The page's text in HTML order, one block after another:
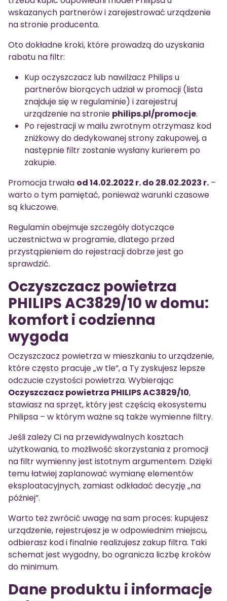
wskazanych partnerów i zarejestrować urządzenie
na stronie producenta.
Oto dokładne kroki, które prowadzą do uzyskania
rabatu na filtr:
Kup oczyszczacz lub nawilżacz Philips u
partnerów biorących udział w promocji (lista
znajduje się w regulaminie) i zarejestruj
urządzenie na stronie philips.pl/promocje.
Po rejestracji w mailu zwrotnym otrzymasz kod
zniżkowy do dedykowanej strony zakupowej, a
następnie filtr zostanie wysłany kurierem po
zakupie.
Promocja trwała od 14.02.2022 r. do 28.02.2023 r. –
warto o tym pamiętać, ponieważ warunki czasowe
są kluczowe.
Regulamin obejmuje szczegóły dotyczące
uczestnictwa w programie, dlatego przed
przystąpieniem do rejestracji dobrze jest go
sprawdzić.
Oczyszczacz powietrza
PHILIPS AC3829/10 w domu:
komfort i codzienna
wygoda
Oczyszczacz powietrza w mieszkaniu to urządzenie,
które często pracuje „w tle”, a Ty zyskujesz lepsze
odczucie czystości powietrza. Wybierając
Oczyszczacz powietrza PHILIPS AC3829/10,
stawiasz na sprzęt, który jest częścią ekosystemu
Philipsa – w którym ważne są także wymienne filtry.
Jeśli zależy Ci na przewidywalnych kosztach
użytkowania, to możliwość skorzystania z promocji
na filtr wymienny jest istotnym argumentem. Dzięki
temu łatwiej zaplanować wymianę elementów
eksploatacyjnych, zamiast odkładać decyzję „na
później”.
Warto też zwrócić uwagę na sam proces: kupujesz
urządzenie, rejestrujesz je w odpowiednim miejscu,
odbierasz kod i finalnie realizujesz zakup filtra. Taki
schemat jest wygodny, bo ogranicza liczbę kroków
do minimum.
Dane produktu i informacje